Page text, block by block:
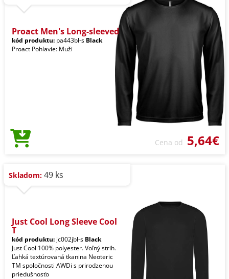
Proact Men's Long-sleeved
kód produktu: pa443bl-s Black
Proact Pohlavie: Muži
Cena od 5,64€
Skladom: 49 ks
Just Cool Long Sleeve Cool
T
kód produktu: jc002jbl-s Black
Just Cool 100% polyester. Voľný strih.
Ľahká textúrovaná tkanina Neoteric
TM spoločnosti AWDi s prirodzenou
priedušnosťo